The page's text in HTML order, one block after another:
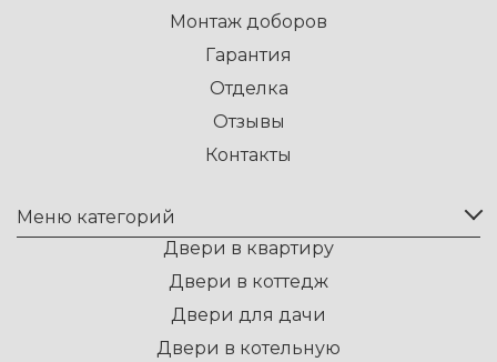
Монтаж доборов
Гарантия
Отделка
Отзывы
Контакты
Меню категорий
Двери в квартиру
Двери в коттедж
Двери для дачи
Двери в котельную